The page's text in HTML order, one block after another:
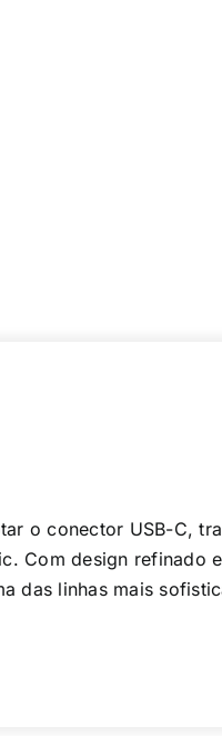
o conector USB-C,
Com design refinado
das linhas mais